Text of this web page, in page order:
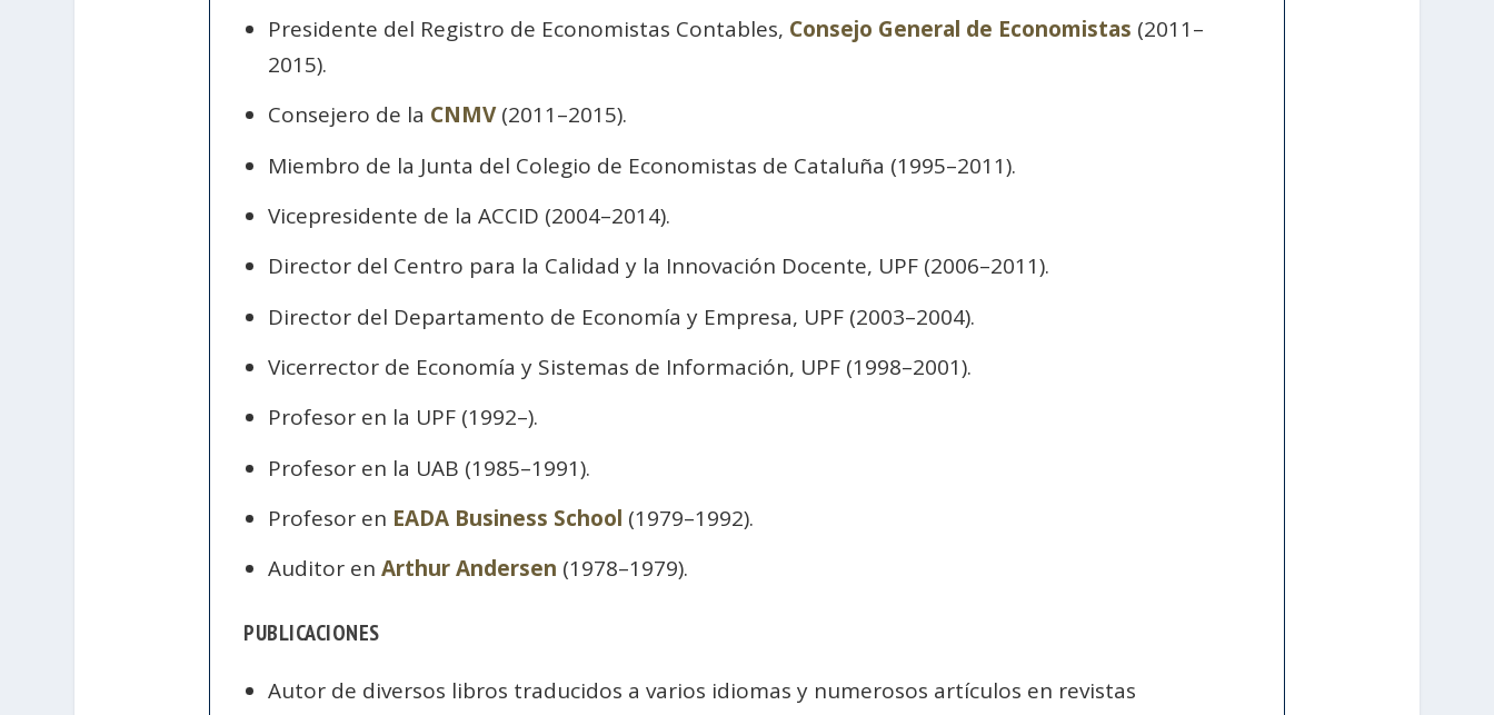
Presidente del Registro de Economistas Contables, Consejo General de Economistas (2011–
2015).
Consejero de la CNMV(2011–2015).
Miembro de la Junta del Colegio de Economistas de Cataluña (1995–2011).
Vicepresidente de la ACCID (2004–2014).
Director del Centro para la Calidad y la Innovación Docente, UPF (2006–2011).
Director del Departamento de Economía y Empresa, UPF (2003–2004).
Vicerrector de Economía y Sistemas de Información, UPF (1998–2001).
Profesor en la UPF (1992–).
Profesor en la UAB (1985–1991).
Profesor en EADA Business School (1979–1992).
Auditor en Arthur Andersen (1978–1979).
PUBLICACIONES
Autor de diversos libros traducidos a varios idiomas y numerosos artículos en revistas